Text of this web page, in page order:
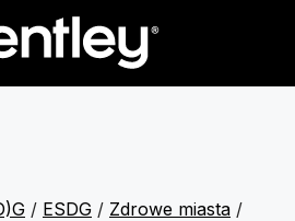
/ ESDG / Zdrowe miasta /